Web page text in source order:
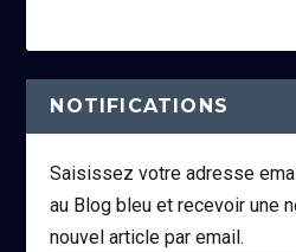
NOTIFICATIONS
Saisissez votre adresse
au Blog bleu et recevoir une
nouvel article par email.